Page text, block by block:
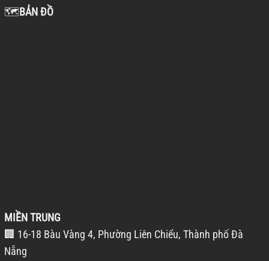
🗺️BẢN ĐỒ
MIỀN TRUNG
🏢 16-18 Bàu Vàng 4, Phường Liên Chiểu, Thành phố Đà
Nẵng